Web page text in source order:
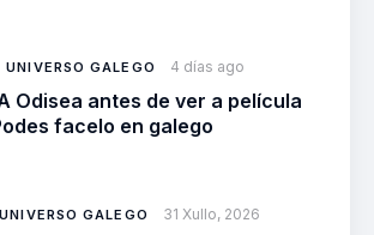
UNIVERSO GALEGO 4 días ago
Odisea antes de ver a película
facelo en galego
UNIVERSO GALEGO 31 Xullo, 2026